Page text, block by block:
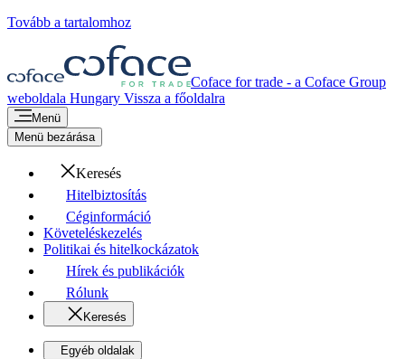
Tovább a tartalomhoz
Coface for trade - a Coface Group
weboldala Hungary Vissza a főoldalra
Menü
Menü bezárása
Keresés
Hitelbiztosítás
Céginformáció
Követeléskezelés
Politikai és hitelkockázatok
Hírek és publikációk
Rólunk
Keresés
Egyéb oldalak